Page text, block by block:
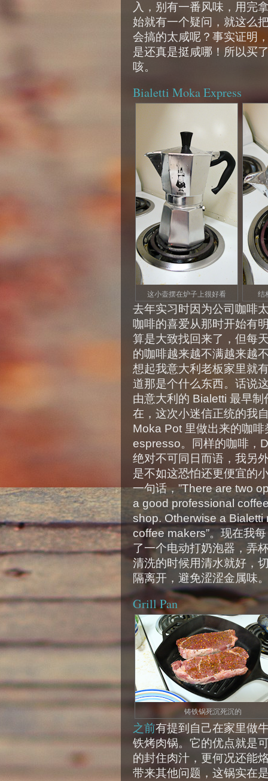
入，别有一番风味，用完
始就有一个疑问，就这么
会搞的太咸呢？事实证明
是还真是挺咸哪！所以买
咳。
Bialetti Moka Express
这小壶摆在炉子上很好看 结
去年实习时因为公司咖啡
咖啡的喜爱从那时开始有
算是大致找回来了，但每
的咖啡越来越不满越来越
想起我意大利老板家里就
道那是个什么东西。话说
由意大利的 Bialetti 最早
在，这次小迷信正统的我
Moka Pot 里做出来的咖
espresso。同样的咖啡，
绝对不可同日而语，我另
是不如这恐怕还更便宜的
一句话，”There are two
a good professional
shop. Otherwise a
coffee makers”。现在我
了一个电动打奶泡器，弄
清洗的时候用清水就好，
隔离开，避免涩涩金属味
Grill Pan
铸铁锅死沉死沉的
之前有提到自己在家里做
铁烤肉锅。它的优点就是
的封住肉汁，更何况还能
带来其他问题，这锅实在